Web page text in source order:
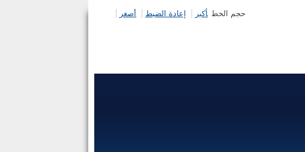
حجم الخط أكبر إعادة الضبط أصغر